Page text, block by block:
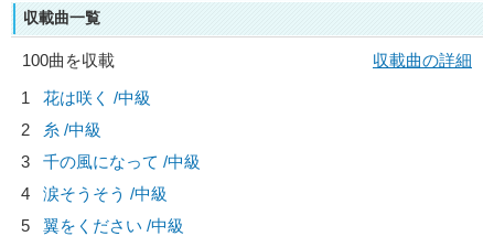
収載曲一覧
100曲を収載
収載曲の詳細
1
花は咲く /中級
2
糸 /中級
3
千の風になって /中級
4
涙そうそう /中級
5
翼をください /中級